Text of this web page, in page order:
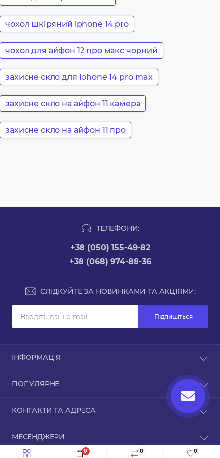
0 0
0
чохол шкіряний iphone 14 pro
чохол для айфон 12 про макс чорний
захисне скло для iphone 14 pro max
захисне скло на айфон 11 камера
захисне скло на айфон 11 про
ТЕЛЕФОНИ:
+38 (050) 155-49-82
+38 (068) 974-88-36
СЛІДКУЙТЕ ЗА НОВИНКАМИ ТА АКЦІЯМИ:
Підпишіться
ІНФОРМАЦІЯ
Про магазин
Повернення товару
Виробники
Акції
ПОПУЛЯРНЕ
КОНТАКТИ ТА АДРЕСА
Дніпропетровська область, 49000
МЕСЕНДЖЕРИ